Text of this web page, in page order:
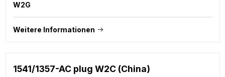
W2G
Weitere Informationen
1541/1357-AC plug W2C (China)